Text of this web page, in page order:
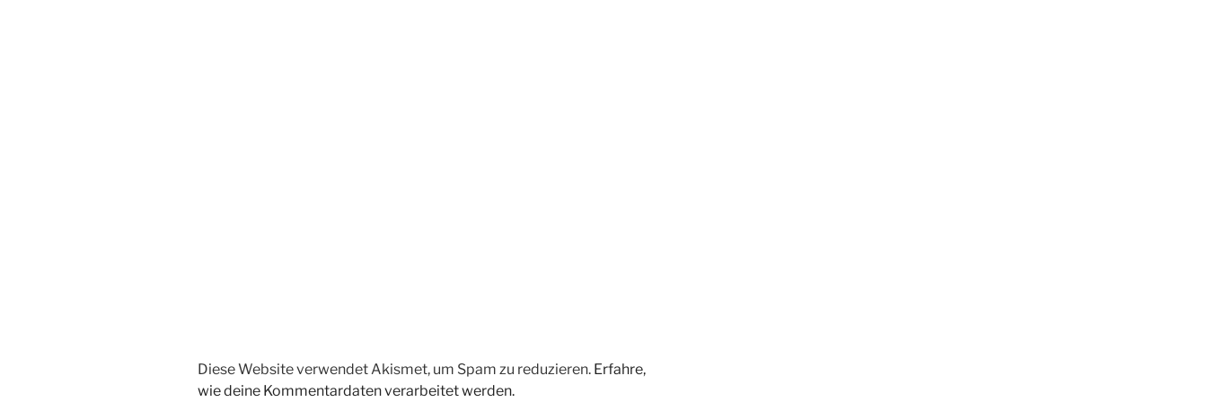
Diese Website verwendet Akismet, um Spam zu reduzieren. Erfahre,
wie deine Kommentardaten verarbeitet werden.